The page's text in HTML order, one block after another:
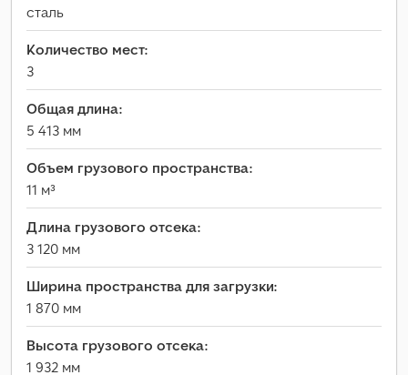
сталь
Количество мест:
3
Общая длина:
5 413 мм
Объем грузового пространства:
11 м³
Длина грузового отсека:
3 120 мм
Ширина пространства для загрузки:
1 870 мм
Высота грузового отсека:
1 932 мм